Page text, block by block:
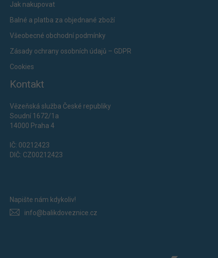
Jak nakupovat
Balné a platba za objednané zboží
Všeobecné obchodní podmínky
Zásady ochrany osobních údajů – GDPR
Cookies
Kontakt
Vězeňská služba České republiky
Soudní 1672/1a
14000 Praha 4
IČ: 00212423
DIČ: CZ00212423
Napište nám kdykoliv!
info@balikdoveznice.cz